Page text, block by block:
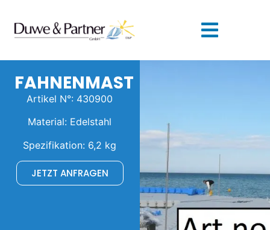
FAHNENMAST
Artikel N°: 430900
Material: Edelstahl
Spezifikation: 6,2 kg
JETZT ANFRAGEN